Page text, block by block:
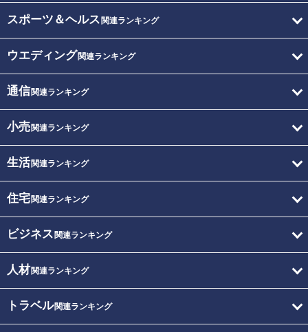
スポーツ＆ヘルス 関連ランキング
ウエディング関連ランキング
通信関連ランキング
小売関連ランキング
生活関連ランキング
住宅関連ランキング
ビジネス 関連ランキング
人材関連ランキング
トラベル関連ランキング